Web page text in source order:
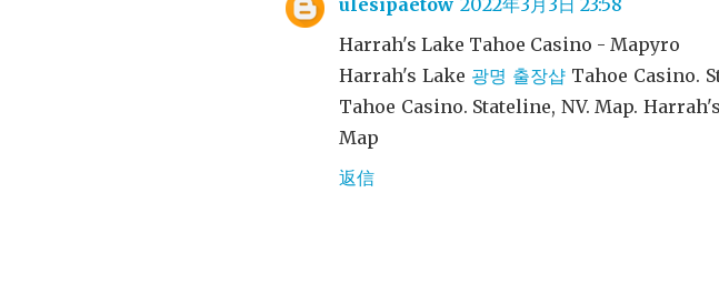
ulesipaetow 2022年3月3日 23:58
Harrah's Lake Tahoe Casino - Mapyro
Harrah's Lake 광명 출장샵 Tahoe Casino.
Tahoe Casino. Stateline, NV. Map.
Map
返信